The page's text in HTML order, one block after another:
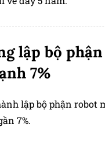
lập bộ
7%
lập bộ phận robot
7%.